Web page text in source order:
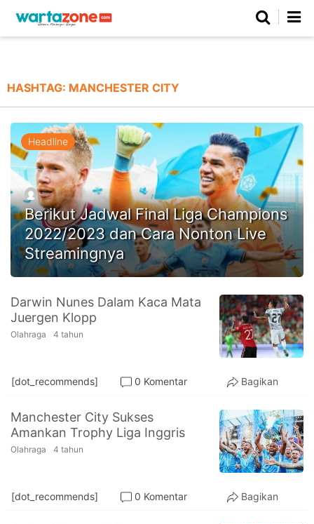
Netizen
Beranda
About Us
Contact Us
Hak Jawab
Kode Etik
Pedoman Media Siber
Redaksi
Copyright
2026
PT.
Balqis
Cyber
HASHTAG: MANCHESTER CITY
Headline
Berikut Jadwal Final Liga Champions
2022/2023 dan Cara Nonton Live
Streamingnya
Darwin Nunes Dalam Kaca Mata
Juergen Klopp
Olahraga 4 tahun
[dot_recommends] 0 Komentar Bagikan
Manchester City Sukses
Amankan Trophy Liga Inggris
Olahraga 4 tahun
[dot_recommends] 0 Komentar Bagikan